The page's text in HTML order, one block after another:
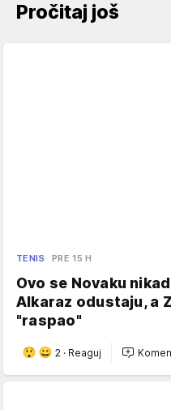
Pročitaj još
TENIS PRE 15 H
Ovo se Novaku
Alkaraz odustaju, a
"raspao"
2 · Reaguj